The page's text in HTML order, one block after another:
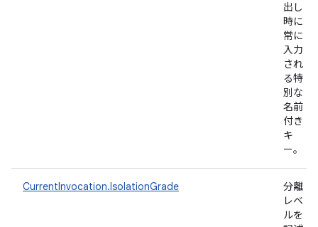
出し
時に
常に
入力
され
る特
別な
名前
付き
キ
ー。
CurrentInvocation.IsolationGrade
分離
レベ
ルを